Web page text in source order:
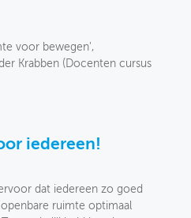
voor bewegen',
Krabben (Docenten cursus
iedereen!
dat iedereen zo goed
ruimte optimaal